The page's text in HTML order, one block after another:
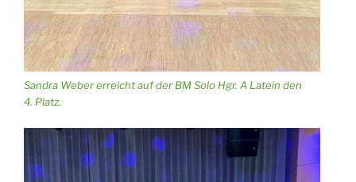
Sandra Weber erreicht auf der BM Solo Hgr. A Latein den
4. Platz.